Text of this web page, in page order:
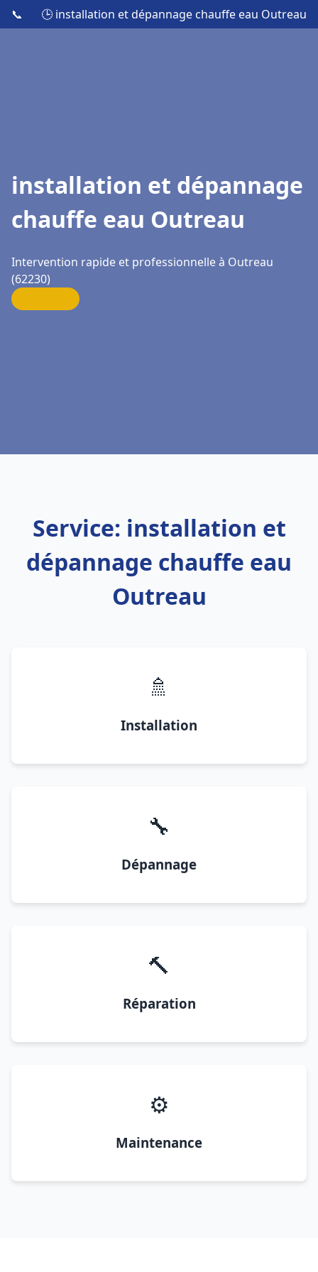
📞 🕒 installation et dépannage chauffe eau Outreau
installation et dépannage
chauffe eau Outreau
Intervention rapide et professionnelle à Outreau
(62230)
Service: installation et
dépannage chauffe eau
Outreau
🚿
Installation
🔧
Dépannage
🔨
Réparation
⚙️
Maintenance